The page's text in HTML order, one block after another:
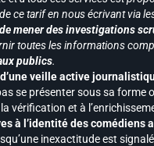
ce tarif en nous écrivant via
mener des investigations
toutes les informations
publics.
d’une veille active
se présenter sous sa forme
vérification et à
à l’identité des comédiens
inexactitude est